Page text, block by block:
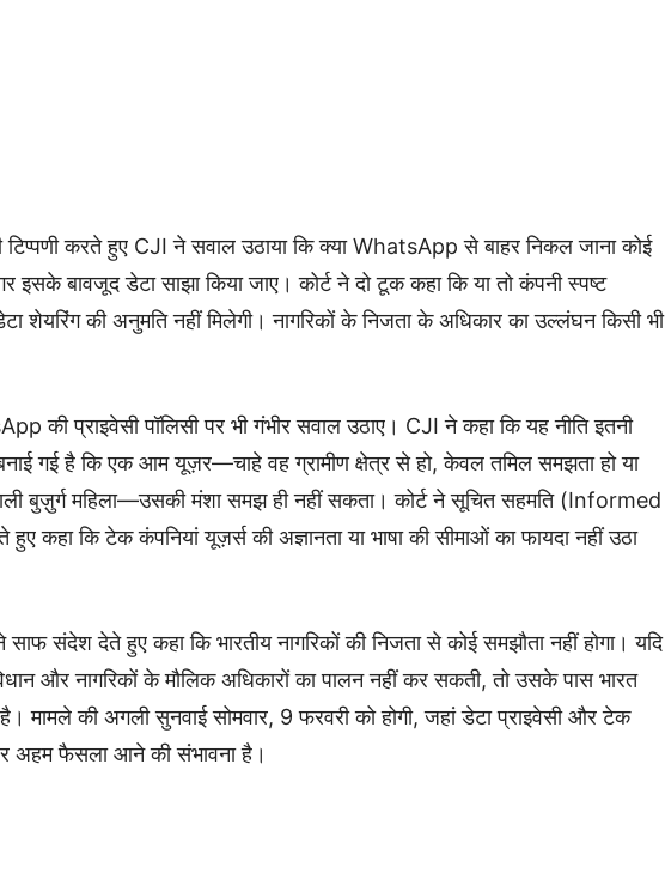
टिप्पणी करते हुए CJI ने सवाल उठाया कि क्या WhatsApp से बाहर निकल जाना कोई
इसके बावजूद डेटा साझा किया जाए। कोर्ट ने दो टूक कहा कि या तो कंपनी स्पष्ट
शेयरिंग की अनुमति नहीं मिलेगी। नागरिकों के निजता के अधिकार का उल्लंघन किसी भी
की प्राइवेसी पॉलिसी पर भी गंभीर सवाल उठाए। CJI ने कहा कि यह नीति इतनी
गई है कि एक आम यूज़र—चाहे वह ग्रामीण क्षेत्र से हो, केवल तमिल समझता हो या
बुज़ुर्ग महिला—उसकी मंशा समझ ही नहीं सकता। कोर्ट ने सूचित सहमति (Informed
कहा कि टेक कंपनियां यूज़र्स की अज्ञानता या भाषा की सीमाओं का फायदा नहीं उठा
संदेश देते हुए कहा कि भारतीय नागरिकों की निजता से कोई समझौता नहीं होगा। यदि
और नागरिकों के मौलिक अधिकारों का पालन नहीं कर सकती, तो उसके पास भारत
मामले की अगली सुनवाई सोमवार, 9 फरवरी को होगी, जहां डेटा प्राइवेसी और टेक
पर अहम फैसला आने की संभावना है।